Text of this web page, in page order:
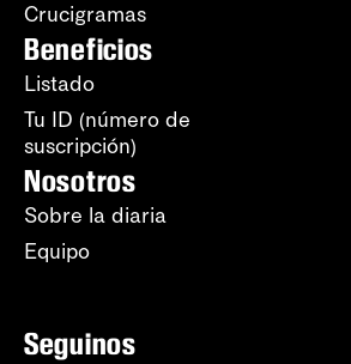
Crucigramas
Beneficios
Listado
Tu ID (número de
suscripción)
Nosotros
Sobre la diaria
Equipo
Seguinos